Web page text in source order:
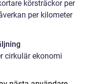
körsträckor per
per kilometer
cirkulär ekonomi